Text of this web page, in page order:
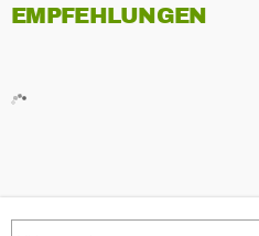
EMPFEHLUNGEN